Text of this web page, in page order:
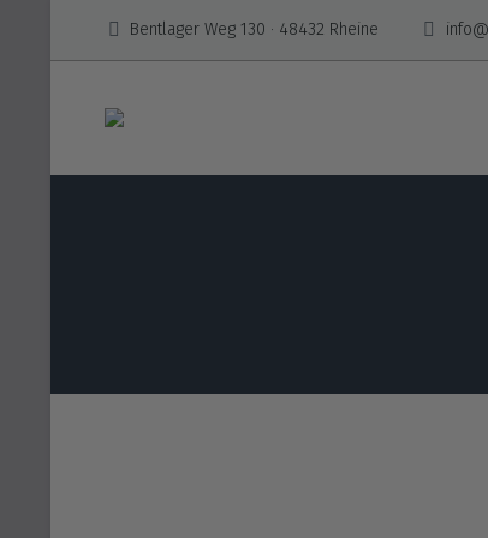
Bentlager Weg 130 · 48432 Rheine